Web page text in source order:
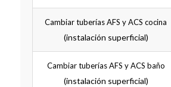
Cambiar tuberías AFS y ACS cocina
(instalación superficial)
Cambiar tuberías AFS y ACS baño
(instalación superficial)